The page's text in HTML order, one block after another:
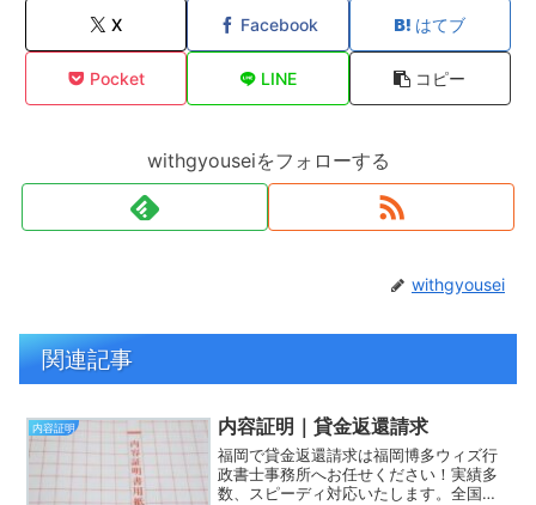
X Facebook はてブ
Pocket LINE コピー
withgyouseiをフォローする
withgyousei
関連記事
内容証明 内容証明｜貸金返還請求
福岡で貸金返還請求は福岡博多ウィズ行
政書士事務所へお任せください！実績多
数、スピーディ対応いたします。全国対